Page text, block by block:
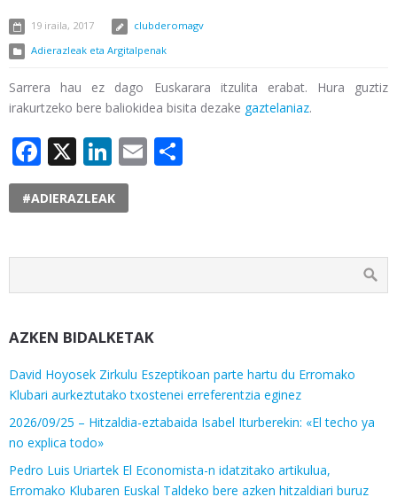
19 iraila, 2017
clubderomagv
Adierazleak eta Argitalpenak
Sarrera hau ez dago Euskarara itzulita erabat. Hura guztiz
irakurtzeko bere baliokidea bisita dezake gaztelaniaz.
Facebook
X LinkedIn
Email
#ADIERAZLEAK
AZKEN BIDALKETAK
David Hoyosek Zirkulu Eszeptikoan parte hartu du Erromako
Klubari aurkeztutako txostenei erreferentzia eginez
2026/09/25 – Hitzaldia-eztabaida Isabel Iturberekin: «El techo ya
no explica todo»
Pedro Luis Uriartek El Economista-n idatzitako artikulua,
Erromako Klubaren Euskal Taldeko bere azken hitzaldiari buruz